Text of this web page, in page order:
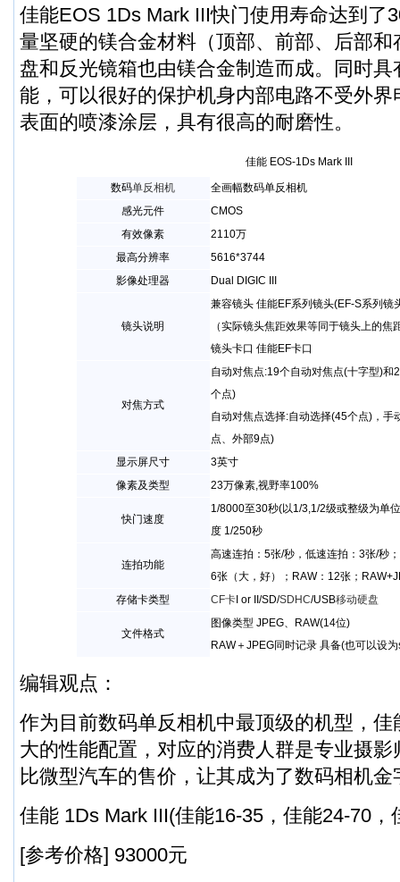
佳能EOS 1Ds Mark III快门使用寿命达到了
量坚硬的镁合金材料（顶部、前部、后部
盘和反光镜箱也由镁合金制造而成。同时
能，可以很好的保护机身内部电路不受外
表面的喷漆涂层，具有很高的耐磨性。
佳能 EOS-1Ds Mark III
数码单反相机
全画幅数码单反相机
感光元件
CMOS
有效像素
2110万
最高分辨率
5616*3744
影像处理器
Dual DIGIC III
镜头说明
兼容镜头 佳能EF系列镜头(EF-S系列镜
（实际镜头焦距效果等同于镜头上的焦
镜头卡口 佳能EF卡口
对焦方式
自动对焦点:19个自动对焦点(十字型)和
个点)
自动对焦点选择:自动选择(45个点)，手
点、外部9点)
显示屏尺寸
3英寸
像素及类型
23万像素,视野率100%
快门速度
1/8000至30秒(以1/3,1/2级或整级为单
度 1/250秒
连拍功能
高速连拍：5张/秒，低速连拍：3张/秒
6张（大，好）；RAW：12张；
存储卡类型
CF卡I or II/SD/SDHC/USB移动硬盘
文件格式
图像类型 JPEG、RAW(14位)
RAW＋JPEG同时记录 具备(也可以设
编辑观点：
作为目前数码单反相机中最顶级的机型，
大的性能配置，对应的消费人群是专业摄
比微型汽车的售价，让其成为了数码相机
佳能 1Ds Mark III(佳能16-35，佳能24-70，
[参考价格] 93000元